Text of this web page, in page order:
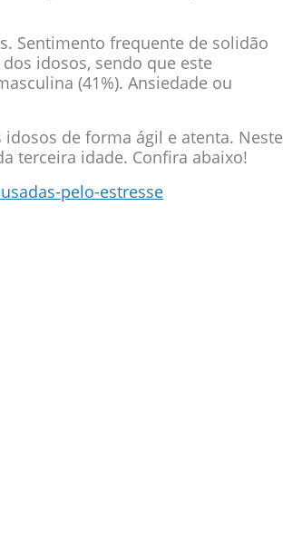
Sentimento frequente de solidão
idosos, sendo que este
(41%). Ansiedade ou
de forma ágil e atenta. Neste
terceira idade. Confira abaixo!
pelo-estresse